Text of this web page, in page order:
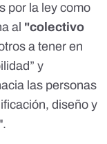
por la ley como
al "colectivo
a tener en
y
las personas
diseño y